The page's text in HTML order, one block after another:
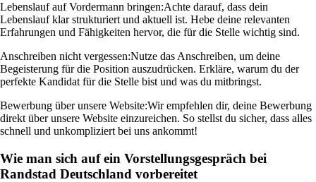
Lebenslauf auf Vordermann bringen:Achte darauf, dass dein
Lebenslauf klar strukturiert und aktuell ist. Hebe deine relevanten
Erfahrungen und Fähigkeiten hervor, die für die Stelle wichtig sind.
Anschreiben nicht vergessen:Nutze das Anschreiben, um deine
Begeisterung für die Position auszudrücken. Erkläre, warum du der
perfekte Kandidat für die Stelle bist und was du mitbringst.
Bewerbung über unsere Website:Wir empfehlen dir, deine Bewerbung
direkt über unsere Website einzureichen. So stellst du sicher, dass alles
schnell und unkompliziert bei uns ankommt!
Wie man sich auf ein Vorstellungsgespräch bei
Randstad Deutschland vorbereitet